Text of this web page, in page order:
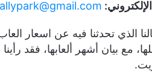
مع بيان أشهر ألعابها، فقد